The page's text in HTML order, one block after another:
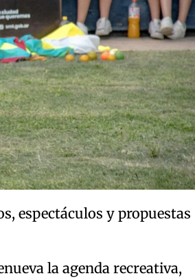
espectáculos y propuestas
la agenda recreativa,